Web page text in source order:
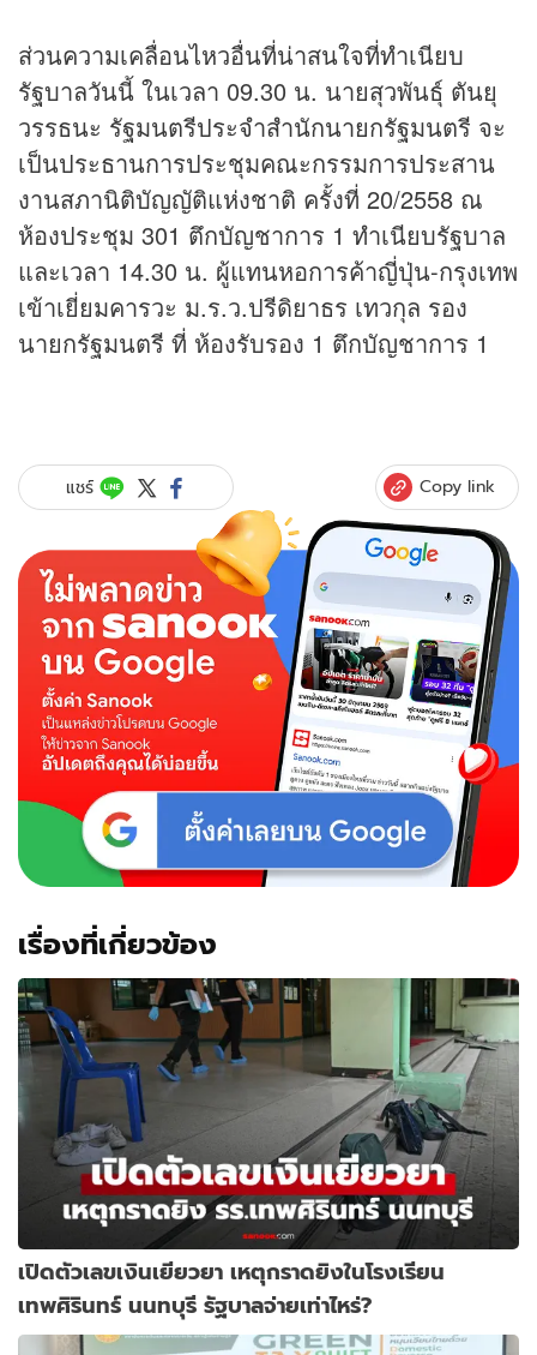
ส่วนความเคลื่อนไหวอื่นที่น่าสนใจที่ทำเนียบ
รัฐบาลวันนี้ ในเวลา 09.30 น. นายสุวพันธุ์ ตันยุ
วรรธนะ รัฐมนตรีประจำสำนักนายกรัฐมนตรี จะ
เป็นประธานการประชุมคณะกรรมการประสาน
งานสภานิติบัญญัติแห่งชาติ ครั้งที่ 20/2558 ณ
ห้องประชุม 301 ตึกบัญชาการ 1 ทำเนียบรัฐบาล
และเวลา 14.30 น. ผู้แทนหอการค้าญี่ปุ่น-กรุงเทพ
เข้าเยี่ยมคารวะ ม.ร.ว.ปรีดิยาธร เทวกุล รอง
นายกรัฐมนตรี ที่ ห้องรับรอง 1 ตึกบัญชาการ 1
แชร์ Copy link
เรื่องที่เกี่ยวข้อง
เปิดตัวเลขเงินเยียวยา เหตุกราดยิงในโรงเรียน
เทพศิรินทร์ นนทบุรี รัฐบาลจ่ายเท่าไหร่?